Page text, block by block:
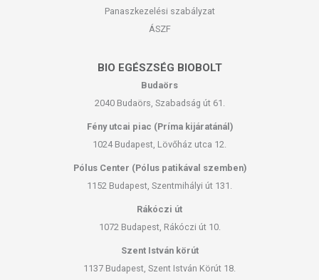
Panaszkezelési szabályzat
ÁSZF
BIO EGÉSZSÉG BIOBOLT
Budaörs
2040 Budaörs, Szabadság út 61.
Fény utcai piac (Príma kijáratánál)
1024 Budapest, Lövőház utca 12.
Pólus Center (Pólus patikával szemben)
1152 Budapest, Szentmihályi út 131.
Rákóczi út
1072 Budapest, Rákóczi út 10.
Szent István körút
1137 Budapest, Szent István Körút 18.